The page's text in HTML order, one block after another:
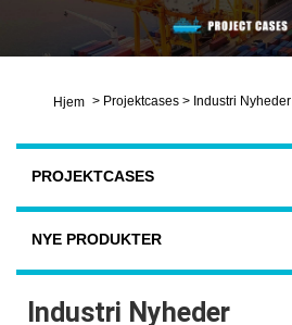
Hjem > Projektcases > Industri Nyheder
PROJEKTCASES
NYE PRODUKTER
Industri Nyheder